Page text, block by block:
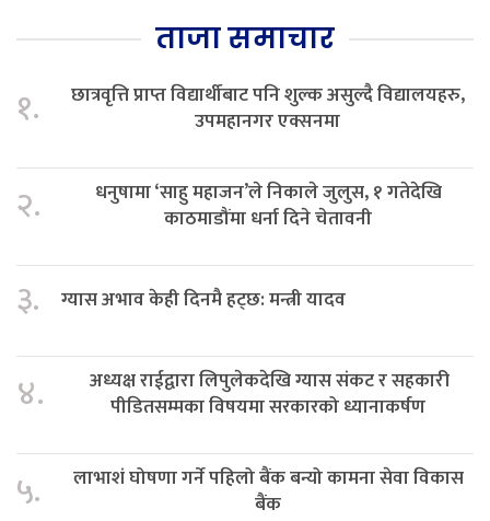
ताजा समाचार
१.
छात्रवृत्ति प्राप्त विद्यार्थीबाट पनि शुल्क असुल्दै विद्यालयहरु,
उपमहानगर एक्सनमा
२.
धनुषामा ‘साहु महाजन’ले निकाले जुलुस, १ गतेदेखि
काठमाडौंमा धर्ना दिने चेतावनी
३. ग्यास अभाव केही दिनमै हट्छ: मन्त्री यादव
४.
अध्यक्ष राईद्वारा लिपुलेकदेखि ग्यास संकट र सहकारी
पीडितसम्मका विषयमा सरकारको ध्यानाकर्षण
५.
लाभाशं घोषणा गर्ने पहिलो बैंक बन्यो कामना सेवा विकास
बैंक